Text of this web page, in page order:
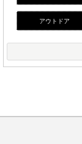
アウトドア